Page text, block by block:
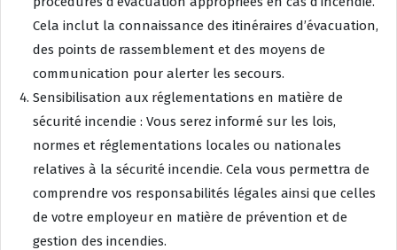
Cela inclut la connaissance des itinéraires d’évacuation,
des points de rassemblement et des moyens de
communication pour alerter les secours.
Sensibilisation aux réglementations en matière de
sécurité incendie : Vous serez informé sur les lois,
normes et réglementations locales ou nationales
relatives à la sécurité incendie. Cela vous permettra de
comprendre vos responsabilités légales ainsi que celles
de votre employeur en matière de prévention et de
gestion des incendies.